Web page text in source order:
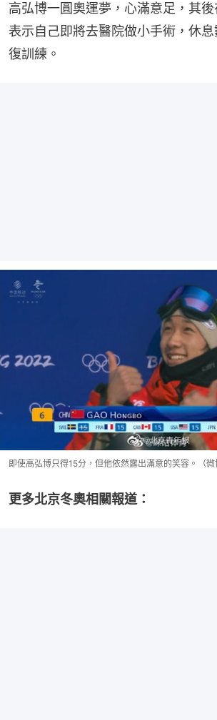
高弘博一圓奧運夢，心滿意足，其後
表示自己即將去醫院做小手術，休
復訓練。
即使高弘博只得15分，但他依然露出滿意的笑容。（微
更多北京冬奧相關報道：